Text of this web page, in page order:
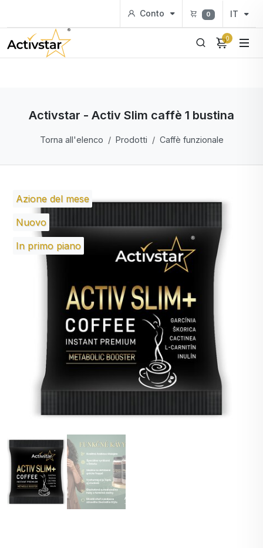
Conto 0 IT
0
Activstar - Activ Slim caffè 1 bustina
Torna all'elenco Prodotti Caffè funzionale
Azione del mese
Nuovo
In primo piano